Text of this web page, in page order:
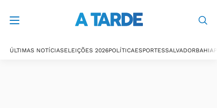
ÚLTIMAS NOTÍCIASELEIÇÕES 2026POLÍTICAESPORTESSALVADORBAHIA